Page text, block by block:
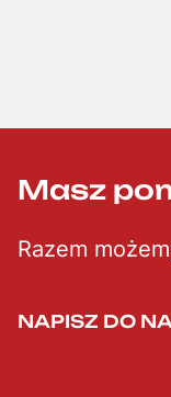
Masz
Razem
NAPISZ DO